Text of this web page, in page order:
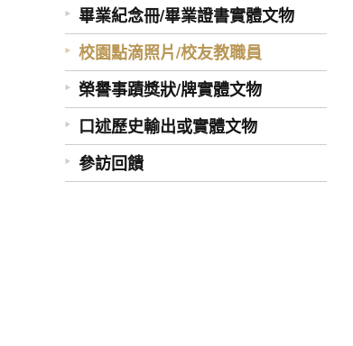
畢業紀念冊/畢業證書實體文物
校園點滴照片/校友教職員
榮譽事蹟獎狀/牌實體文物
口述歷史輸出或實體文物
參訪回饋